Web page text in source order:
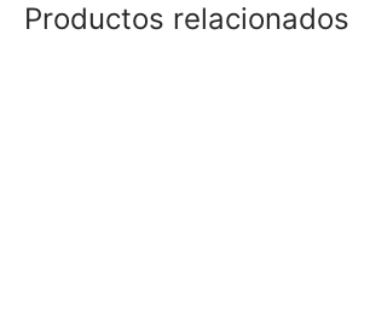
Productos relacionados